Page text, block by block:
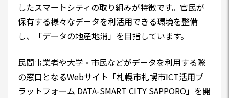
したスマートシティの取り組みが特徴です。官民が
保有する様々なデータを利活用できる環境を整備
し、「データの地産地消」を目指しています。
民間事業者や大学・市民などがデータを利用する際
の窓口となるWebサイト「札幌市札幌市ICT活用プ
ラットフォーム DATA-SMART CITY SAPPORO」を開